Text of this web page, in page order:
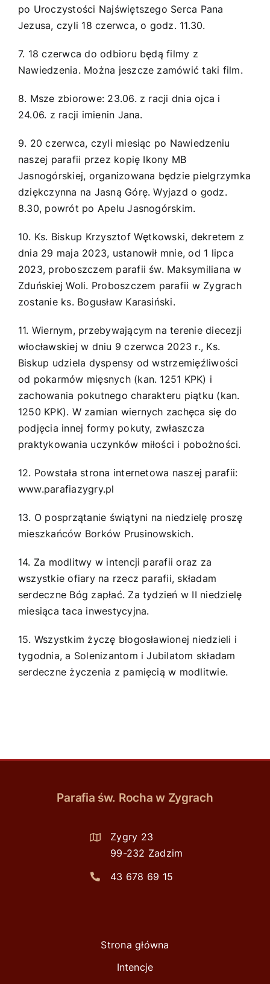
po Uroczystości Najświętszego Serca Pana
Jezusa, czyli 18 czerwca, o godz. 11.30.
7. 18 czerwca do odbioru będą filmy z
Nawiedzenia. Można jeszcze zamówić taki film.
8. Msze zbiorowe: 23.06. z racji dnia ojca i
24.06. z racji imienin Jana.
9. 20 czerwca, czyli miesiąc po Nawiedzeniu
naszej parafii przez kopię Ikony MB
Jasnogórskiej, organizowana będzie pielgrzymka
dziękczynna na Jasną Górę. Wyjazd o godz.
8.30, powrót po Apelu Jasnogórskim.
10. Ks. Biskup Krzysztof Wętkowski, dekretem z
dnia 29 maja 2023, ustanowił mnie, od 1 lipca
2023, proboszczem parafii św. Maksymiliana w
Zduńskiej Woli. Proboszczem parafii w Zygrach
zostanie ks. Bogusław Karasiński.
11. Wiernym, przebywającym na terenie diecezji
włocławskiej w dniu 9 czerwca 2023 r., Ks.
Biskup udziela dyspensy od wstrzemięźliwości
od pokarmów mięsnych (kan. 1251 KPK) i
zachowania pokutnego charakteru piątku (kan.
1250 KPK). W zamian wiernych zachęca się do
podjęcia innej formy pokuty, zwłaszcza
praktykowania uczynków miłości i pobożności.
12. Powstała strona internetowa naszej parafii:
www.parafiazygry.pl
13. O posprzątanie świątyni na niedzielę proszę
mieszkańców Borków Prusinowskich.
14. Za modlitwy w intencji parafii oraz za
wszystkie ofiary na rzecz parafii, składam
serdeczne Bóg zapłać. Za tydzień w II niedzielę
miesiąca taca inwestycyjna.
15. Wszystkim życzę błogosławionej niedzieli i
tygodnia, a Solenizantom i Jubilatom składam
serdeczne życzenia z pamięcią w modlitwie.
Parafia św. Rocha w Zygrach
Zygry 23
99-232 Zadzim
43 678 69 15
Strona główna
Intencje